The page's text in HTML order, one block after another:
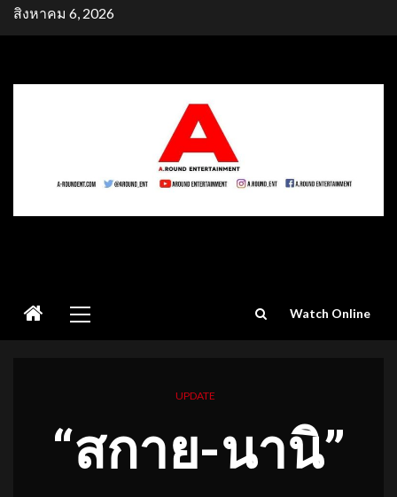
Skipสิงหาคม 6, 2026
Menu
Watch Online
UPDATE
“สกาย-นานิ”